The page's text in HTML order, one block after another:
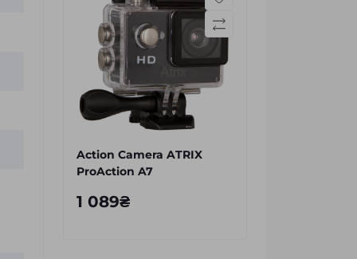
Action Camera ATRIX
ProAction A7
1 089₴